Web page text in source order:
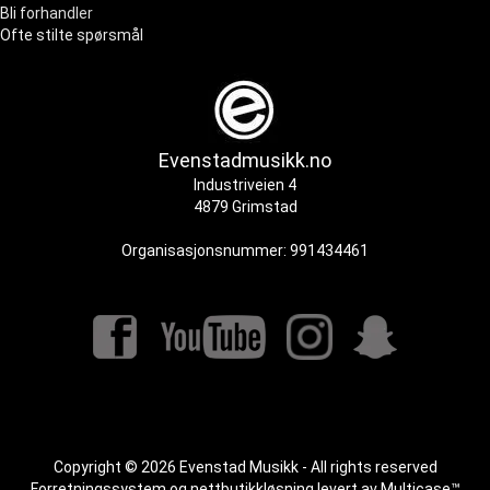
Bli forhandler
Ofte stilte spørsmål
Evenstadmusikk.no
Industriveien 4
4879 Grimstad
Organisasjonsnummer: 991434461
Copyright © 2026 Evenstad Musikk - All rights reserved